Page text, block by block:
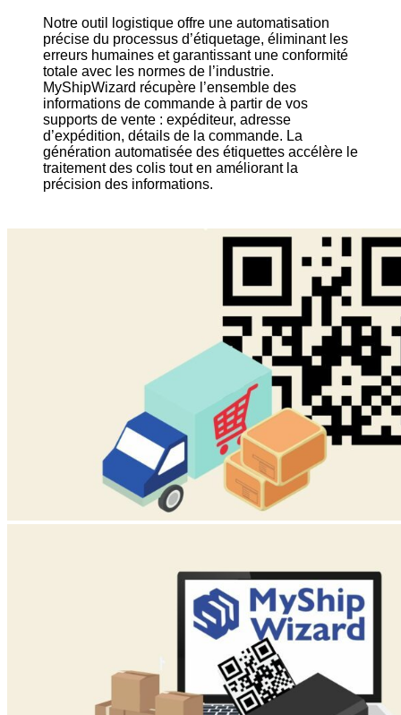
Notre outil logistique offre une automatisation
précise du processus d’étiquetage, éliminant les
erreurs humaines et garantissant une conformité
totale avec les normes de l’industrie.
MyShipWizard récupère l’ensemble des
informations de commande à partir de vos
supports de vente : expéditeur, adresse
d’expédition, détails de la commande. La
génération automatisée des étiquettes accélère le
traitement des colis tout en améliorant la
précision des informations.